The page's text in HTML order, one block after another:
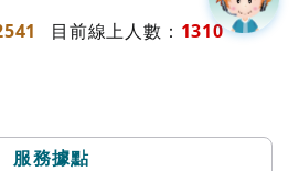
目前線上人數： 1310
服務據點